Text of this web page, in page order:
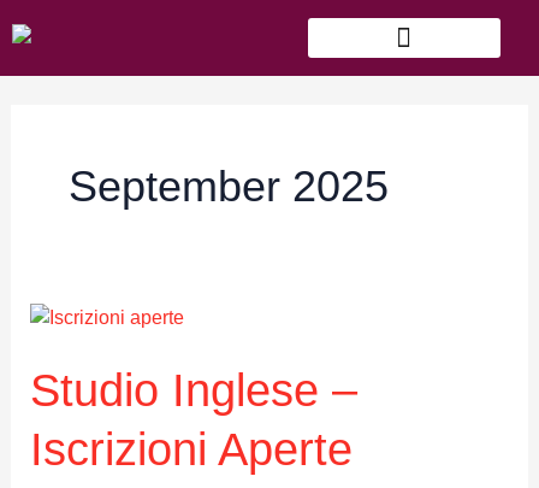
to
September 2025
Studio Inglese –
Iscrizioni Aperte
Studio
–
Iscrizioni
Aperte